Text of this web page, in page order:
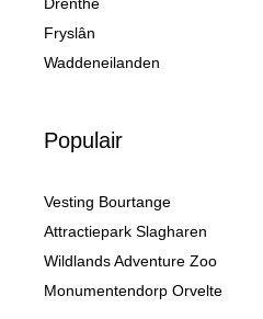
Fryslân
Waddeneilanden
Populair
Vesting Bourtange
Attractiepark Slagharen
Wildlands Adventure Zoo
Monumentendorp Orvelte